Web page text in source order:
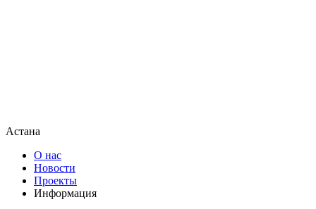
Астана
О нас
Новости
Проекты
Информация